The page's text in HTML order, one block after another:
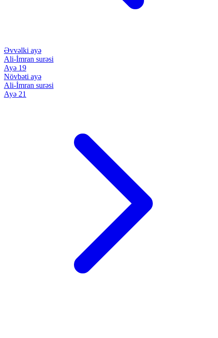
Əvvəlki ayə
Ali-İmran surəsi
Ayə 19
Növbəti ayə
Ali-İmran surəsi
Ayə 21